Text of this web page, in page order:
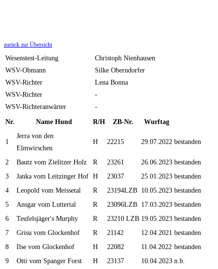
zurück zur Übersicht
Wesenstest-Leitung
WSV-Obmann
WSV-Richter
WSV-Richter
WSV-Richteranwärter
Christoph Nienhausen
Silke Oberndorfer
Lena Bonna
-
-
Nr. Name Hund R/H ZB-Nr. Wurftag
1
Jerra von den
Elmwirschen
H 22215 29.07.2022 bestanden
2 Bautz vom Zielitzer Holz R 23261 26.06.2023 bestanden
3
Janka vom Leitzinger Hof H 23037 25.01.2023 bestanden
4
Leopold vom Meissetal R 23194LZB 10.05.2023 bestanden
5
Ansgar vom Luttertal R 23096LZB 17.03.2023 bestanden
6
Teufelsjäger's Murphy R 23210 LZB 19.05.2023 bestanden
7
Grisu vom Glockenhof R 21142 12.04.2021 bestanden
8
Ilse vom Glockenhof H 22082 11.04.2022 bestanden
9
Otti vom Spanger Forst H 23137 10.04.2023 n.b.